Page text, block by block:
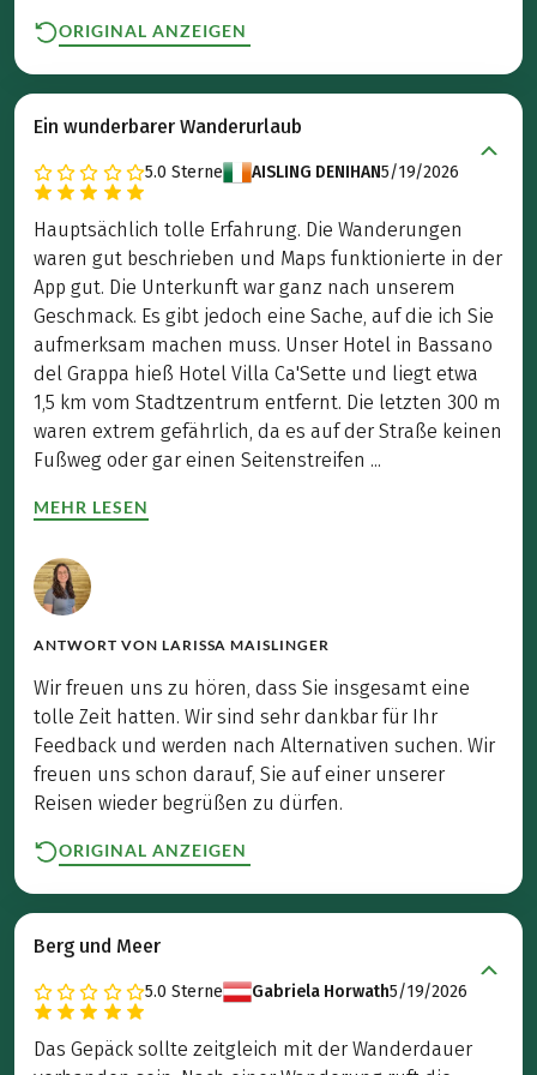
ORIGINAL ANZEIGEN
Ein wunderbarer Wanderurlaub
5.0 Sterne AISLING DENIHAN5/19/2026
Hauptsächlich tolle Erfahrung. Die Wanderungen
waren gut beschrieben und Maps funktionierte in der
App gut. Die Unterkunft war ganz nach unserem
Geschmack. Es gibt jedoch eine Sache, auf die ich Sie
aufmerksam machen muss. Unser Hotel in Bassano
del Grappa hieß Hotel Villa Ca'Sette und liegt etwa
1,5 km vom Stadtzentrum entfernt. Die letzten 300 m
waren extrem gefährlich, da es auf der Straße keinen
Fußweg oder gar einen Seitenstreifen ...
MEHR LESEN
ANTWORT VON LARISSA MAISLINGER
Wir freuen uns zu hören, dass Sie insgesamt eine
tolle Zeit hatten. Wir sind sehr dankbar für Ihr
Feedback und werden nach Alternativen suchen. Wir
freuen uns schon darauf, Sie auf einer unserer
Reisen wieder begrüßen zu dürfen.
ORIGINAL ANZEIGEN
Berg und Meer
5.0 Sterne Gabriela Horwath5/19/2026
Das Gepäck sollte zeitgleich mit der Wanderdauer